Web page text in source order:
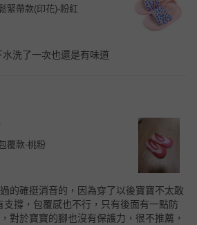
緊帶款(印花)-粉紅
洗了一次也還是有味道
覆款-桃粉
的確挺消音的，因為穿了以後寶寶不太敢
支撐，包覆感也不行，只有後面有一點防
對於寶寶的腳也沒有保護力，很不推薦，